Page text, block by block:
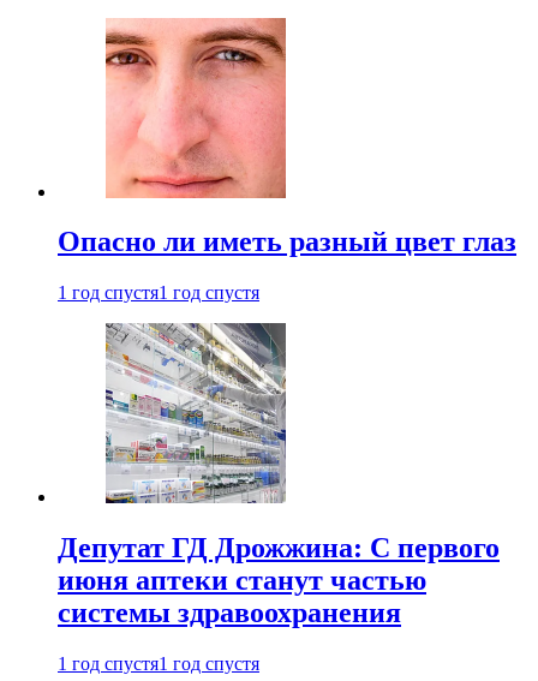
Опасно ли иметь разный цвет глаз
1 год спустя1 год спустя
Депутат ГД Дрожжина: С первого
июня аптеки станут частью
системы здравоохранения
1 год спустя1 год спустя